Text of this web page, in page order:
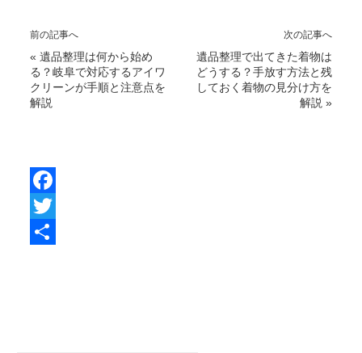
前の記事へ
« 遺品整理は何から始め
る？岐阜で対応するアイワ
クリーンが手順と注意点を
解説
次の記事へ
遺品整理で出てきた着物は
どうする？手放す方法と残
しておく着物の見分け方を
解説 »
F